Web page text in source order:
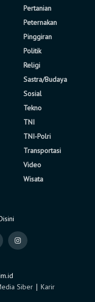
Pertanian
Peternakan
Pinggiran
Politik
Religi
Sastra/Budaya
Sosial
Tekno
TNI
TNI-Polri
Transportasi
Video
Wisata
Siber∣ Karir